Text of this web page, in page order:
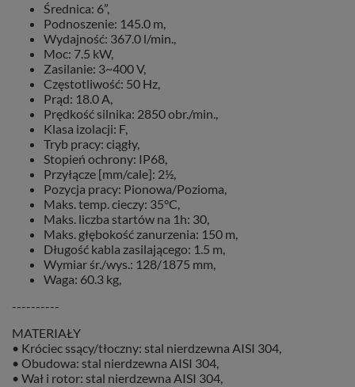
Średnica: 6”,
Podnoszenie: 145.0 m,
Wydajność: 367.0 l/min.,
Moc: 7.5 kW,
Zasilanie: 3~400 V,
Częstotliwość: 50 Hz,
Prąd: 18.0 A,
Prędkość silnika: 2850 obr./min.,
Klasa izolacji: F,
Tryb pracy: ciągły,
Stopień ochrony: IP68,
Przyłącze [mm/cale]: 2½,
Pozycja pracy: Pionowa/Pozioma,
Maks. temp. cieczy: 35°C,
Maks. liczba startów na 1h: 30,
Maks. głębokość zanurzenia: 150 m,
Długość kabla zasilającego: 1.5 m,
Wymiar śr./wys.: 128/1875 mm,
Waga: 60.3 kg,
----------
MATERIAŁY
• Króciec ssący/tłoczny: stal nierdzewna AISI 304,
• Obudowa: stal nierdzewna AISI 304,
• Wał i rotor: stal nierdzewna AISI 304,